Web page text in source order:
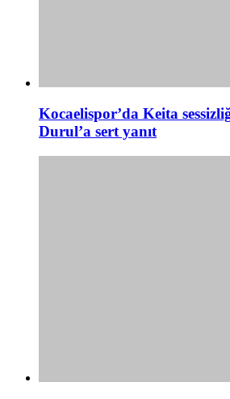
Kocaelispor’da Keita
Durul’a sert yanıt